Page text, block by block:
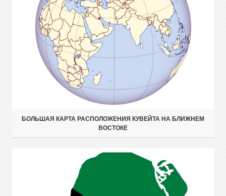
БОЛЬШАЯ КАРТА РАСПОЛОЖЕНИЯ КУВЕЙТА НА БЛИЖНЕМ
ВОСТОКЕ